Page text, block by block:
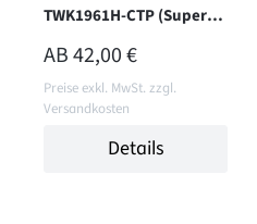
TWK1961H-CTP (Super
Fast Black)
REGULÄRER PREIS:
AB42,00 €
Preise exkl. MwSt. zzgl.
Versandkosten
Details